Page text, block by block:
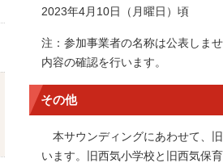
2023年4月10日（月曜日）頃
注：参加事業者の名称は公表しま
内容の確認を行います。
その他
本サウンディングにあわせて、
います。旧西気小学校と旧西気保